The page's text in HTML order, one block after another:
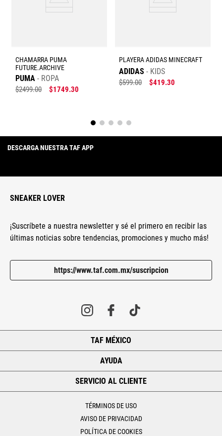
CHAMARRA PUMA
FUTURE.ARCHIVE
PUMA ROPA
$2499.00 $1749.30
PLAYERA ADIDAS MINECRAFT
ADIDAS KIDS
$599.00 $419.30
DESCARGA NUESTRA TAF APP
SNEAKER LOVER
¡Suscríbete a nuestra newsletter y sé el primero en recibir las
últimas noticias sobre tendencias, promociones y mucho más!
https://www.taf.com.mx/suscripcion
TAF MÉXICO
AYUDA
SERVICIO AL CLIENTE
TÉRMINOS DE USO
AVISO DE PRIVACIDAD
POLÍTICA DE COOKIES